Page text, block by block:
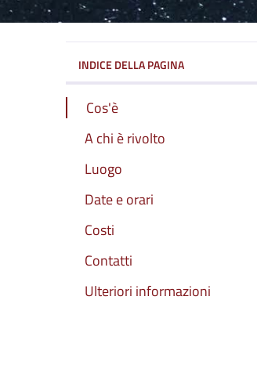
INDICE DELLA PAGINA
Cos'è
A chi è rivolto
Luogo
Date e orari
Costi
Contatti
Ulteriori informazioni